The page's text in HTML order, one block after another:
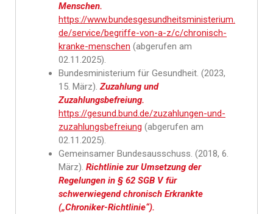
Menschen.
https://www.bundesgesundheitsministerium.
de/service/begriffe-von-a-z/c/chronisch-
kranke-menschen (abgerufen am
02.11.2025).
Bundesministerium für Gesundheit. (2023,
15. März).Zuzahlung und
Zuzahlungsbefreiung.
https://gesund.bund.de/zuzahlungen-und-
zuzahlungsbefreiung (abgerufen am
02.11.2025).
Gemeinsamer Bundesausschuss. (2018, 6.
März). Richtlinie zur Umsetzung der
Regelungen in § 62 SGB V für
schwerwiegend chronisch Erkrankte
(„Chroniker-Richtlinie“).